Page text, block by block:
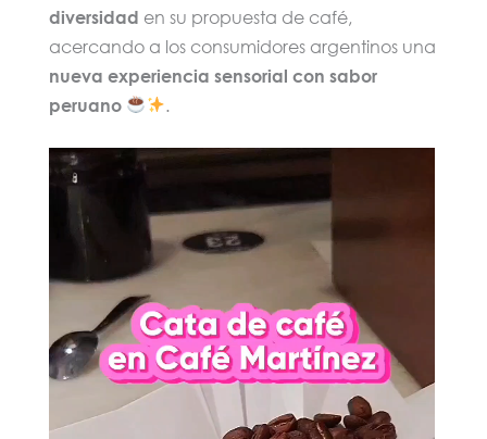
diversidad en su propuesta de café,
acercando a los consumidores argentinos una
nueva experiencia sensorial con sabor
peruano
.